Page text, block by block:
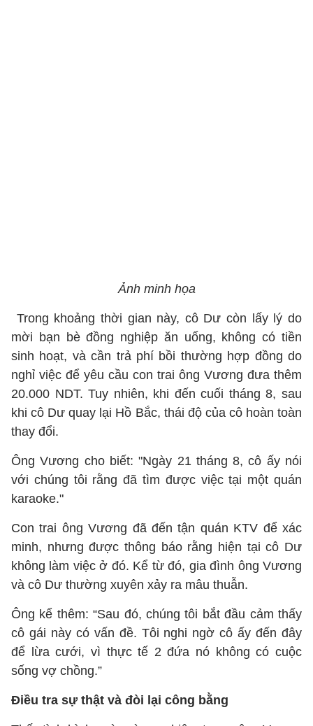
Ảnh minh họa
Trong khoảng thời gian này, cô Dư còn lấy lý do
mời bạn bè đồng nghiệp ăn uống, không có tiền
sinh hoạt, và cần trả phí bồi thường hợp đồng do
nghỉ việc để yêu cầu con trai ông Vương đưa thêm
20.000 NDT. Tuy nhiên, khi đến cuối tháng 8, sau
khi cô Dư quay lại Hồ Bắc, thái độ của cô hoàn toàn
thay đổi.
Ông Vương cho biết: "Ngày 21 tháng 8, cô ấy nói
với chúng tôi rằng đã tìm được việc tại một quán
karaoke."
Con trai ông Vương đã đến tận quán KTV để xác
minh, nhưng được thông báo rằng hiện tại cô Dư
không làm việc ở đó. Kể từ đó, gia đình ông Vương
và cô Dư thường xuyên xảy ra mâu thuẫn.
Ông kể thêm: “Sau đó, chúng tôi bắt đầu cảm thấy
cô gái này có vấn đề. Tôi nghi ngờ cô ấy đến đây
để lừa cưới, vì thực tế 2 đứa nó không có cuộc
sống vợ chồng.”
Điều tra sự thật và đòi lại công bằng